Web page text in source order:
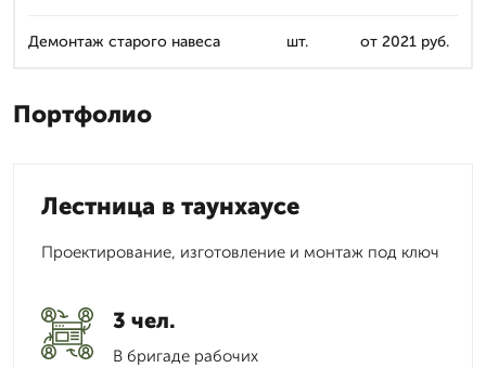
Демонтаж старого навеса шт. от 2021 руб.
Портфолио
Лестница в таунхаусе
Проектирование, изготовление и монтаж под ключ
3 чел.
В бригаде рабочих